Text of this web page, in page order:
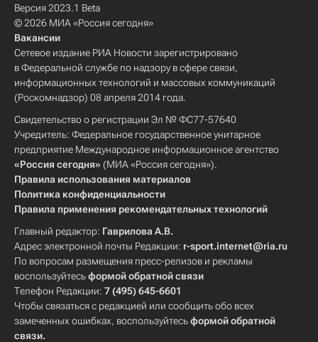
Версия 2023.1 Beta
© 2026 МИА «Россия сегодня»
Вакансии
Сетевое издание РИА Новости зарегистрировано
в Федеральной службе по надзору в сфере связи,
информационных технологий и массовых коммуникаций
(Роскомнадзор) 08 апреля 2014 года.
Свидетельство о регистрации Эл № ФС77-57640
Учредитель: Федеральное государственное унитарное
предприятие Международное информационное агентство
«Россия сегодня» (МИА «Россия сегодня»).
Правила использования материалов
Политика конфиденциальности
Правила применения рекомендательных технологий
Главный редактор: Гаврилова А.В.
Адрес электронной почты Редакции: r-sport.internet@ria.ru
По вопросам размещения пресс-релизов и рекламы
воспользуйтесьформой обратной связи
Телефон Редакции: 7 (495) 645-6601
Чтобы связаться с редакцией или сообщить обо всех
замеченных ошибках, воспользуйтесьформой обратной
связи.